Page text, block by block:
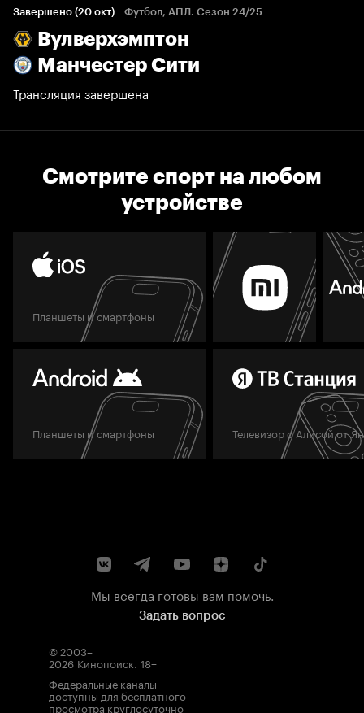
Завершено (20 окт) Футбол, АПЛ. Сезон 24/25
Вулверхэмптон
Манчестер Сити
Трансляция завершена
Смотрите спорт на любом
устройстве
Планшеты и смартфоны
Планшеты и смартфоны Телевизор с Алисой от
Мы всегда готовы вам помочь.
Задать вопрос
© 2003–
2026 Кинопоиск. 18+
Федеральные каналы
доступны для бесплатного
просмотра круглосуточно